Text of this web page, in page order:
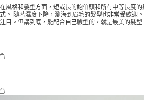
在風格和髮型方面，短或長的鮑伯頭和所有中等長度
式。 隨著濕度下降，瀏海到眉毛的髮型也非常受歡迎
注目。但講到底，能配合自己臉型的，就是最美的髮型